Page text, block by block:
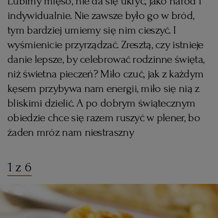
DOMOWE PRZETWORY
SOST, DIPY I INNE DODATKI
KUCHNIA MEKSYKAŃSKA
KUCHNIA INDYJSKA
KUCHNIA HISZPAŃSKA
KUCHNIA NIEMIECKA
GLIWICE
GORZÓW WIELKOPOLSKI
KALISZ
KATOWICE
KIELCE
KRAKÓW
WYBORCZA TV I VOD
TYLKO ZDROWIE
KSIĄŻKI. MAGAZYN DO CZYTANIA
NASZA EUROPA
SŁÓWKA. MAGAZYN O JĘZYKU
BIQDATA
JUTRONAUCI
ARCHIWUM
INNE SERWISY
GAZETA.PL
SPORT.PL
indywidualnie. Nie zawsze było go w bród,
tym bardziej umiemy się nim cieszyć. I
wyśmienicie przyrządzać. Zresztą, czy istnieje
danie lepsze, by celebrować rodzinne święta,
niż świetna pieczeń? Miło czuć, jak z każdym
kęsem przybywa nam energii, miło się nią z
bliskimi dzielić. A po dobrym świątecznym
obiedzie chce się razem ruszyć w plener, bo
żaden mróz nam niestraszny
1 z 6